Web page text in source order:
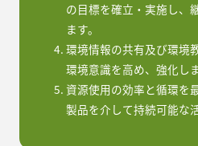
の目標を確立・実施し、
ます。
環境情報の共有及び環境
環境意識を高め、強化しま
資源使用の効率と循環を
製品を介して持続可能な